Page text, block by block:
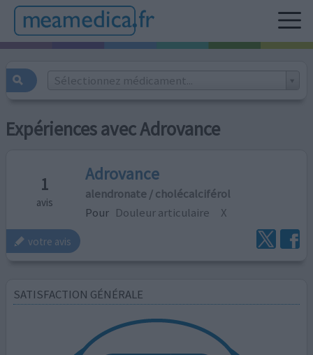
Sélectionnez médicament...
Expériences avec Adrovance
1
avis
Adrovance
alendronate / cholécalciférol
Pour Douleur articulaire X
votre avis
SATISFACTION GÉNÉRALE